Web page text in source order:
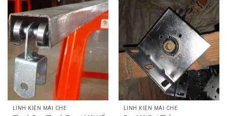
LINH KIỆN MÁI CHE LINH KIỆN MÁI CHE